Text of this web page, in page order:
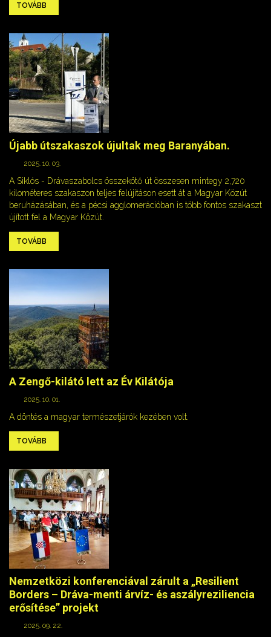
TOVÁBB
Újabb útszakaszok újultak meg Baranyában.
2025. 10. 03.
A Siklós - Drávaszabolcs összekötő út összesen mintegy 2,720
kilométeres szakaszon teljes felújításon esett át a Magyar Közút
beruházásában, és a pécsi agglomerációban is több fontos szakaszt
újított fel a Magyar Közút.
TOVÁBB
A Zengő-kilátó lett az Év Kilátója
2025. 10. 01.
A döntés a magyar természetjárók kezében volt.
TOVÁBB
Nemzetközi konferenciával zárult a „Resilient
Borders – Dráva-menti árvíz- és aszályreziliencia
erősítése” projekt
2025. 09. 22.